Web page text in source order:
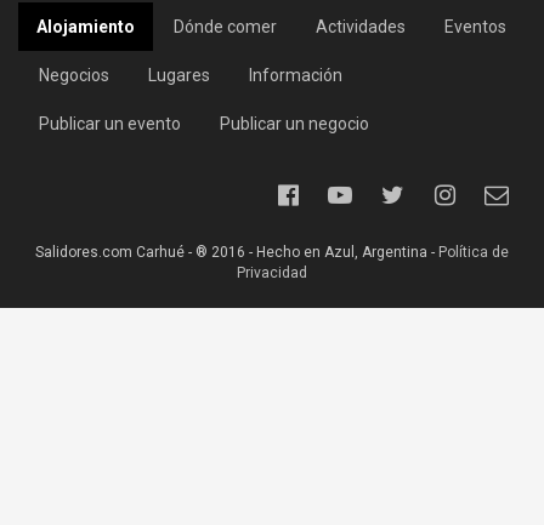
Alojamiento Dónde comer Actividades Eventos
Negocios Lugares Información
Publicar un evento Publicar un negocio
Salidores.com Carhué - ® 2016 - Hecho en Azul, Argentina - Política de
Privacidad